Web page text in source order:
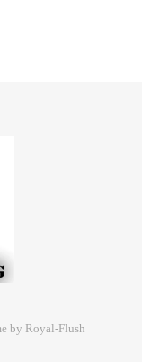
by Royal-Flush